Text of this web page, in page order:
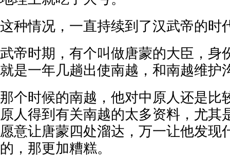
这种情况，一直持续到了汉武帝的时
武帝时期，有个叫做唐蒙的大臣，身
就是一年几趟出使南越，和南越维护
那个时候的南越，他对中原人还是比
原人得到有关南越的太多资料，尤其
愿意让唐蒙四处溜达，万一让他发现
的，那更加糟糕。